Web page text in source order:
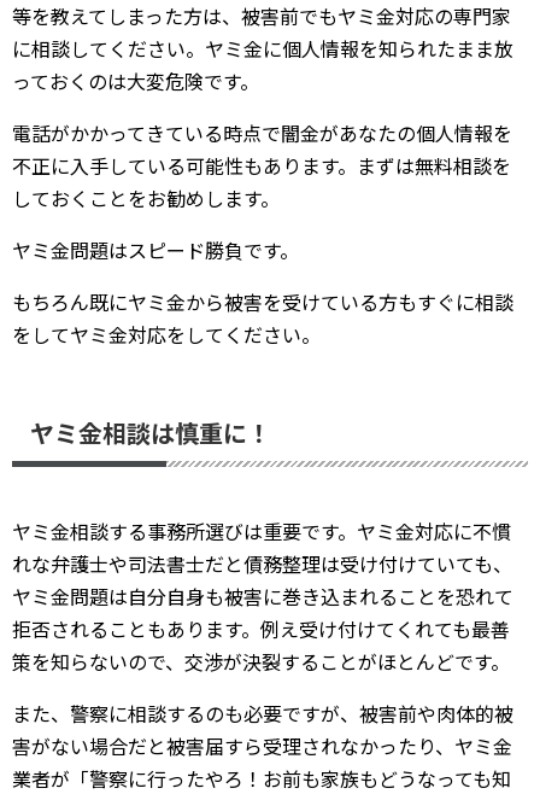
等を教えてしまった方は、被害前でもヤミ金対応の専門家
に相談してください。ヤミ金に個人情報を知られたまま放
っておくのは大変危険です。
電話がかかってきている時点で闇金があなたの個人情報を
不正に入手している可能性もあります。まずは無料相談を
しておくことをお勧めします。
ヤミ金問題はスピード勝負です。
もちろん既にヤミ金から被害を受けている方もすぐに相談
をしてヤミ金対応をしてください。
ヤミ金相談は慎重に！
ヤミ金相談する事務所選びは重要です。ヤミ金対応に不慣
れな弁護士や司法書士だと債務整理は受け付けていても、
ヤミ金問題は自分自身も被害に巻き込まれることを恐れて
拒否されることもあります。例え受け付けてくれても最善
策を知らないので、交渉が決裂することがほとんどです。
また、警察に相談するのも必要ですが、被害前や肉体的被
害がない場合だと被害届すら受理されなかったり、ヤミ金
業者が「警察に行ったやろ！お前も家族もどうなっても知